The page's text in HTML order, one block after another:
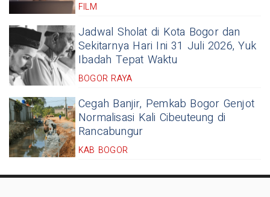
FILM
Jadwal Sholat di Kota Bogor dan
Sekitarnya Hari Ini 31 Juli 2026, Yuk
Ibadah Tepat Waktu
BOGOR RAYA
Cegah Banjir, Pemkab Bogor Genjot
Normalisasi Kali Cibeuteung di
Rancabungur
KAB BOGOR